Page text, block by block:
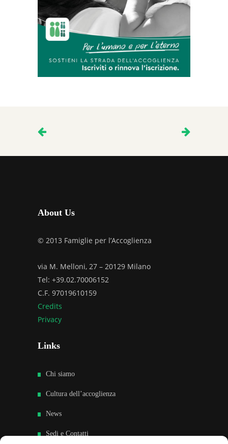
About Us
© 2013 Famiglie per l’Accoglienza
via M. Melloni, 27 – 20129 Milano
Tel: +39.02.70006152
C.F. 97019610159
Credits
Privacy
Links
Chi siamo
Cultura dell’accoglienza
News
Sedi e Contatti